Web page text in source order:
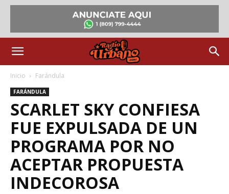
Inicio Farándula
FARÁNDULA
SCARLET SKY CONFIESA
FUE EXPULSADA DE UN
PROGRAMA POR NO
ACEPTAR PROPUESTA
INDECOROSA